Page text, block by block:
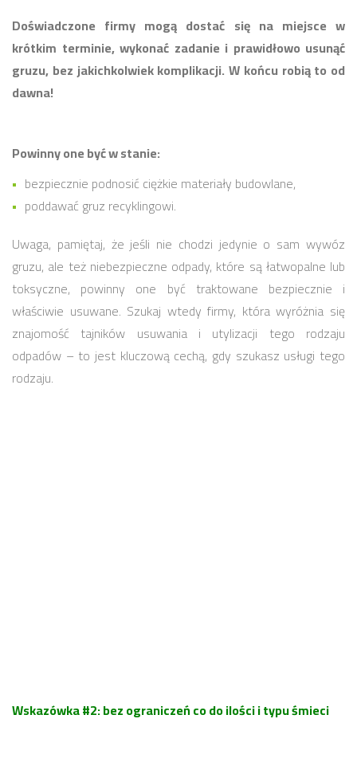
Doświadczone firmy mogą dostać się na miejsce w
krótkim terminie, wykonać zadanie i prawidłowo usunąć
gruzu, bez jakichkolwiek komplikacji. W końcu robią to od
dawna!
Powinny one być w stanie:
bezpiecznie podnosić ciężkie materiały budowlane,
poddawać gruz recyklingowi.
Uwaga, pamiętaj, że jeśli nie chodzi jedynie o sam wywóz
gruzu, ale też niebezpieczne odpady, które są łatwopalne lub
toksyczne, powinny one być traktowane bezpiecznie i
właściwie usuwane. Szukaj wtedy firmy, która wyróżnia się
znajomość tajników usuwania i utylizacji tego rodzaju
odpadów – to jest kluczową cechą, gdy szukasz usługi tego
rodzaju.
Wskazówka #2: bez ograniczeń co do ilości i typu śmieci